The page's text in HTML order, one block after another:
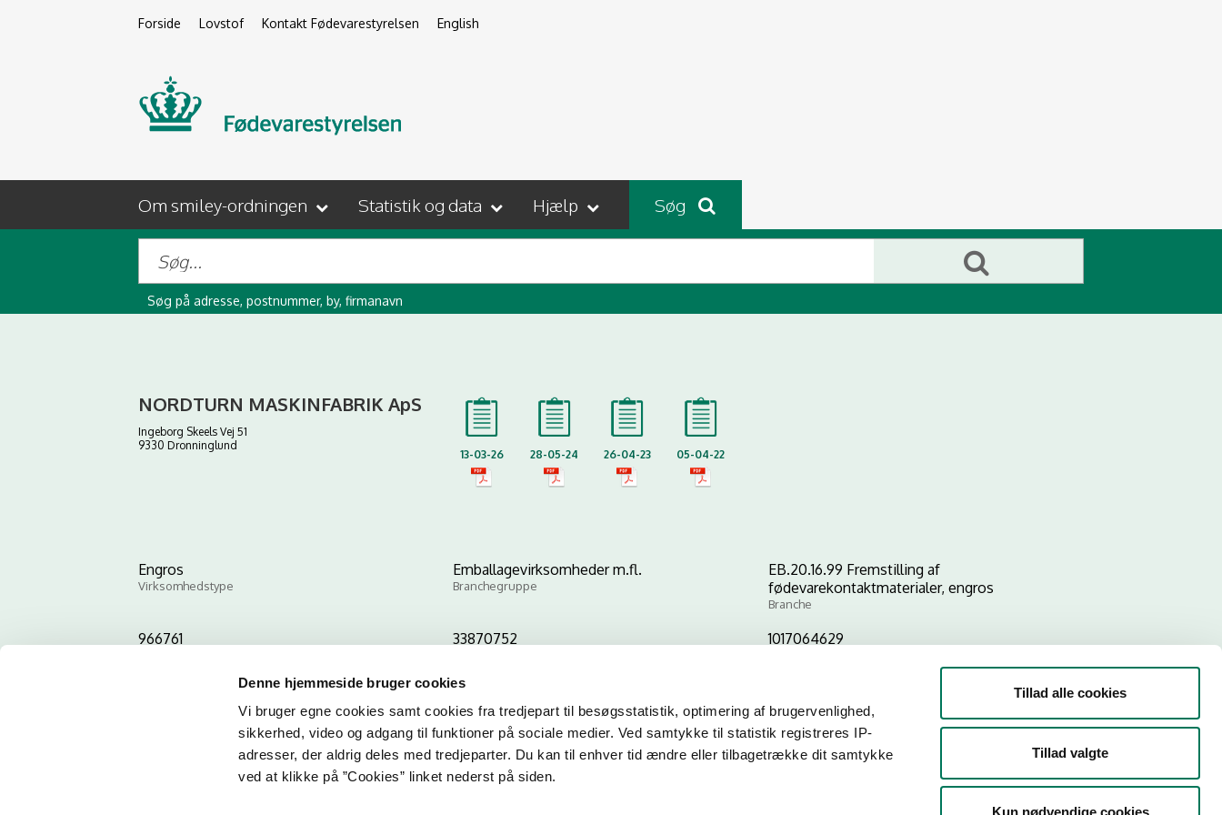
Denne hjemmeside bruger cookies
Vi bruger egne cookies samt cookies fra tredjepart til besøgsstatistik, optimering af brugervenlighed,
sikkerhed, video og adgang til funktioner på sociale medier. Ved samtykke til statistik registreres IP-
adresser, der aldrig deles med tredjeparter. Du kan til enhver tid ændre eller tilbagetrække dit samtykke
ved at klikke på ”Cookies” linket nederst på siden.
Tillad alle cookies
Tillad valgte
Kun nødvendige cookies
Forside Lovstof Kontakt Fødevarestyrelsen English
Om smiley-ordningen Statistik og data Hjælp Søg
Søg på adresse, postnummer, by, firmanavn
NORDTURN MASKINFABRIK ApS
Ingeborg Skeels Vej 51
9330 Dronninglund
13-03-26 28-05-24 26-04-23 05-04-22
Engros
Virksomhedstype
Emballagevirksomheder m.fl.
Branchegruppe
EB.20.16.99 Fremstilling af
fødevarekontaktmaterialer, engros
Branche
966761 33870752 1017064629
Kopier link til at indsætte på virksomhedens hjemmeside